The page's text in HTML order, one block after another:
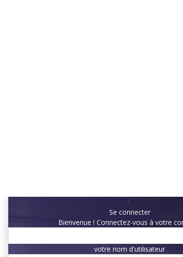
Se connecter
Bienvenue ! Connectez-vous à votre
votre nom d'utilisateur